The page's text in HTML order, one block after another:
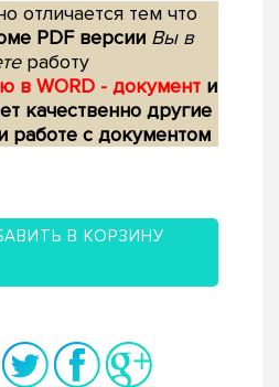
отличается тем что
PDF версии Вы в
работу
в WORD - документ и
качественно другие
работе с документом
В КОРЗИНУ